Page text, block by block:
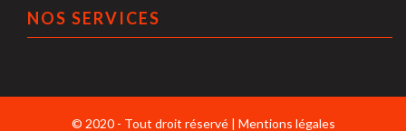
NOS SERVICES
© 2020 - Tout droit réservé | Mentions légales